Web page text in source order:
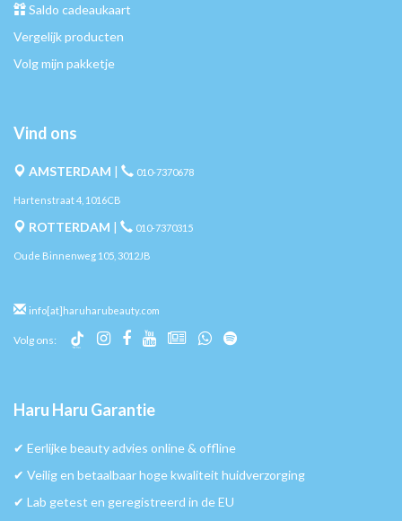
Saldo cadeaukaart
Vergelijk producten
Volg mijn pakketje
Vind ons
AMSTERDAM | 010-7370678
Hartenstraat 4, 1016CB
ROTTERDAM | 010-7370315
Oude Binnenweg 105, 3012JB
info[at]haruharubeauty.com
Volg ons:
Haru Haru Garantie
✔︎ Eerlijke beauty advies online & offline
✔︎ Veilig en betaalbaar hoge kwaliteit huidverzorging
✔︎ Lab getest en geregistreerd in de EU